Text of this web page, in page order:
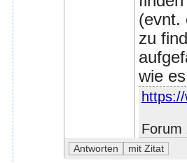
(evnt.
zu
wie
Forum